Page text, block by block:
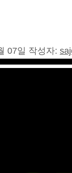
07일 작성자: